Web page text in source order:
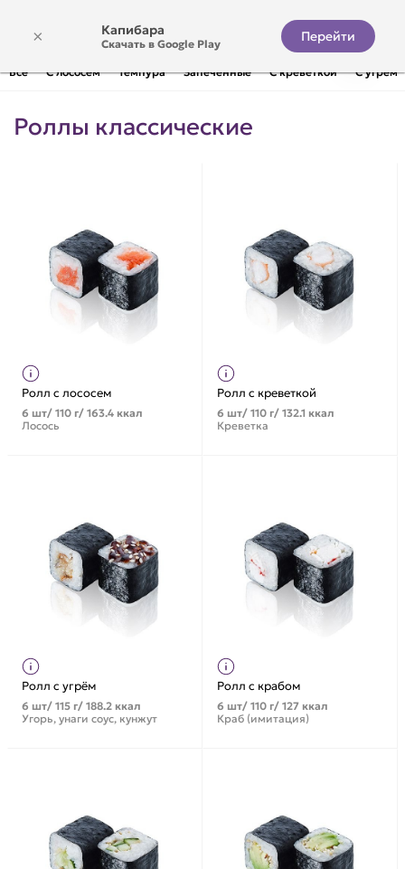
Все С лососем Темпура Запечённые С креветкой С угрём
Роллы классические
Ролл с лососем
6 шт/ 110 г/ 163.4 ккал
Лосось
Ролл с креветкой
6 шт/ 110 г/ 132.1 ккал
Креветка
Ролл с угрём
6 шт/ 115 г/ 188.2 ккал
Угорь, унаги соус, кунжут
Ролл с крабом
6 шт/ 110 г/ 127 ккал
Краб (имитация)
× Капибара
Скачать в Google Play Перейти